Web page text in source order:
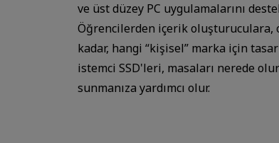
ve üst düzey PC uygulamalarını
Öğrencilerden içerik oluşturuculara,
kadar, hangi “kişisel” marka için
istemci SSD'leri, masaları nerede
sunmanıza yardımcı olur.